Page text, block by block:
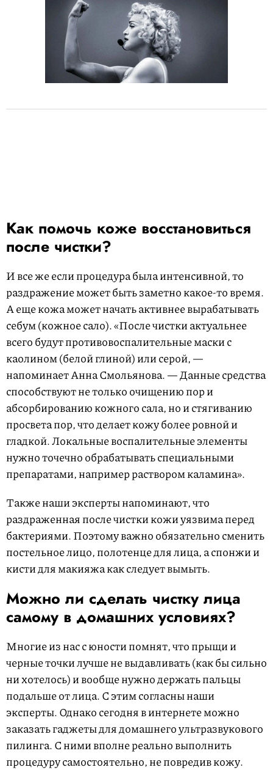
Как помочь коже восстановиться
после чистки?
И все же если процедура была интенсивной, то
раздражение может быть заметно какое-то время.
А еще кожа может начать активнее вырабатывать
себум (кожное сало). «После чистки актуальнее
всего будут противовоспалительные маски с
каолином (белой глиной) или серой, —
напоминает Анна Смольянова. — Данные средства
способствуют не только очищению пор и
абсорбированию кожного сала, но и стягиванию
просвета пор, что делает кожу более ровной и
гладкой. Локальные воспалительные элементы
нужно точечно обрабатывать специальными
препаратами, например раствором каламина».
Также наши эксперты напоминают, что
раздраженная после чистки кожи уязвима перед
бактериями. Поэтому важно обязательно сменить
постельное лицо, полотенце для лица, а спонжи и
кисти для макияжа как следует вымыть.
Можно ли сделать чистку лица
самому в домашних условиях?
Многие из нас с юности помнят, что прыщи и
черные точки лучше не выдавливать (как бы сильно
ни хотелось) и вообще нужно держать пальцы
подальше от лица. С этим согласны наши
эксперты. Однако сегодня в интернете можно
заказать гаджеты для домашнего ультразвукового
пилинга. С ними вполне реально выполнить
процедуру самостоятельно, не повредив кожу.